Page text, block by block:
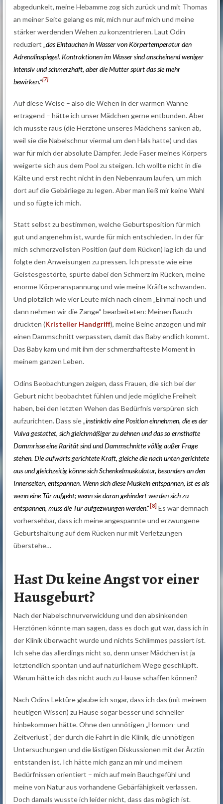
abgedunkelt, meine Hebamme zog sich zurück und mit Thomas
an meiner Seite gelang es mir, mich nur auf mich und meine
stärker werdenden Wehen zu konzentrieren. Laut Odin
reduziert„das Eintauchen in Wasser von Körpertemperatur den
Adrenalinspiegel. Kontraktionen im Wasser sind anscheinend weniger
intensiv und schmerzhaft, aber die Mutter spürt das sie mehr
bewirken.“[7]
Auf diese Weise – also die Wehen in der warmen Wanne
ertragend – hätte ich unser Mädchen gerne entbunden. Aber
ich musste raus (die Herztöne unseres Mädchens sanken ab,
weil sie die Nabelschnur viermal um den Hals hatte) und das
war für mich der absolute Dämpfer. Jede Faser meines Körpers
weigerte sich aus dem Pool zu steigen. Ich wollte nicht in die
Kälte und erst recht nicht in den Nebenraum laufen, um mich
dort auf die Gebärliege zu legen. Aber man ließ mir keine Wahl
und so fügte ich mich.
Statt selbst zu bestimmen, welche Geburtsposition für mich
gut und angenehm ist, wurde für mich entschieden. In der für
mich schmerzvollsten Position (auf dem Rücken) lag ich da und
folgte den Anweisungen zu pressen. Ich presste wie eine
Geistesgestörte, spürte dabei den Schmerz im Rücken, meine
enorme Körperanspannung und wie meine Kräfte schwanden.
Und plötzlich wie vier Leute mich nach einem „Einmal noch und
dann nehmen wir die Zange“ bearbeiteten: Meinen Bauch
drückten (Kristeller Handgriff), meine Beine anzogen und mir
einen Dammschnitt verpassten, damit das Baby endlich kommt.
Das Baby kam und mit ihm der schmerzhafteste Moment in
meinem ganzen Leben.
Odins Beobachtungen zeigen, dass Frauen, die sich bei der
Geburt nicht beobachtet fühlen und jede mögliche Freiheit
haben, bei den letzten Wehen das Bedürfnis verspüren sich
aufzurichten. Dass sie„instinktiv eine Position einnehmen, die es der
Vulva gestattet, sich gleichmäßiger zu dehnen und das so ernsthafte
Dammrisse eine Rarität sind und Dammschnitte völlig außer Frage
stehen. Die aufwärts gerichtete Kraft, gleiche die nach unten gerichtete
aus und gleichzeitig könne sich Schenkelmuskulatur, besonders an den
Innenseiten, entspannen. Wenn sich diese Muskeln entspannen, ist es als
wenn eine Tür aufgeht; wenn sie daran gehindert werden sich zu
entspannen, muss die Tür aufgezwungen werden.“[8] Es war demnach
vorhersehbar, dass ich meine angespannte und erzwungene
Geburtshaltung auf dem Rücken nur mit Verletzungen
überstehe…
Hast Du keine Angst vor einer
Hausgeburt?
Nach der Nabelschnurverwicklung und den absinkenden
Herztönen könnte man sagen, dass es doch gut war, dass ich in
der Klinik überwacht wurde und nichts Schlimmes passiert ist.
Ich sehe das allerdings nicht so, denn unser Mädchen ist ja
letztendlich spontan und auf natürlichem Wege geschlüpft.
Warum hätte ich das nicht auch zu Hause schaffen können?
Nach Odins Lektüre glaube ich sogar, dass ich das (mit meinem
heutigen Wissen) zu Hause sogar besser und schneller
hinbekommen hätte. Ohne den unnötigen „Hormon- und
Zeitverlust“, der durch die Fahrt in die Klinik, die unnötigen
Untersuchungen und die lästigen Diskussionen mit der Ärztin
entstanden ist. Ich hätte mich ganz an mir und meinem
Bedürfnissen orientiert – mich auf mein Bauchgefühl und
meine von Natur aus vorhandene Gebärfähigkeit verlassen.
Doch damals wusste ich leider nicht, dass das möglich ist.